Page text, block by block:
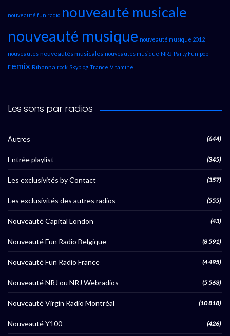
nouveauté fun radio nouveauté musicale
nouveauté musique nouveauté musique 2012
nouveautés nouveautés musicales nouveautés musique NRJ Party Fun pop
remix Rihanna rock Skyblog Trance Vitamine
Les sons par radios
Autres (644)
Entrée playlist (345)
Les exclusivités by Contact (357)
Les exclusivités des autres radios (555)
Nouveauté Capital London (43)
Nouveauté Fun Radio Belgique (8 591)
Nouveauté Fun Radio France (4 495)
Nouveauté NRJ ou NRJ Webradios (5 563)
Nouveauté Virgin Radio Montréal (10 818)
Nouveauté Y100 (426)